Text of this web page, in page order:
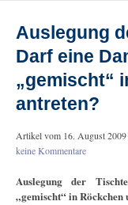
Auslegung
Darf eine
„gemischt“
antreten?
Artikel vom 16. August 2009
keine Kommentare
Auslegung der
„gemischt“ in Röckchen